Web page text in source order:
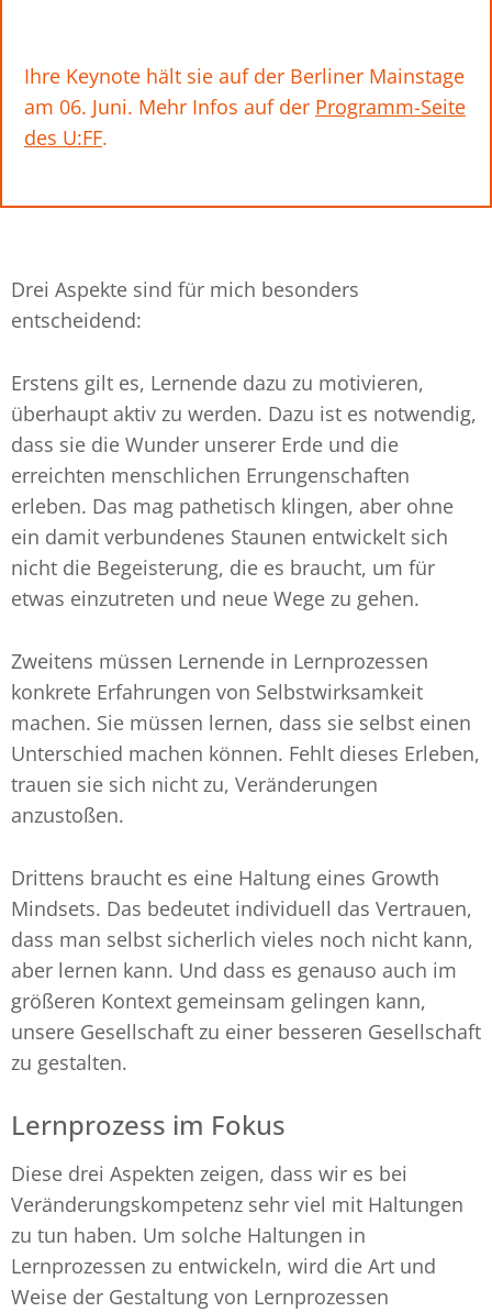
Ihre Keynote hält sie auf der Berliner Mainstage
am 06. Juni. Mehr Infos auf der Programm-Seite
des U:FF.
Drei Aspekte sind für mich besonders
entscheidend:
Erstens gilt es, Lernende dazu zu motivieren,
überhaupt aktiv zu werden. Dazu ist es notwendig,
dass sie die Wunder unserer Erde und die
erreichten menschlichen Errungenschaften
erleben. Das mag pathetisch klingen, aber ohne
ein damit verbundenes Staunen entwickelt sich
nicht die Begeisterung, die es braucht, um für
etwas einzutreten und neue Wege zu gehen.
Zweitens müssen Lernende in Lernprozessen
konkrete Erfahrungen von Selbstwirksamkeit
machen. Sie müssen lernen, dass sie selbst einen
Unterschied machen können. Fehlt dieses Erleben,
trauen sie sich nicht zu, Veränderungen
anzustoßen.
Drittens braucht es eine Haltung eines Growth
Mindsets. Das bedeutet individuell das Vertrauen,
dass man selbst sicherlich vieles noch nicht kann,
aber lernen kann. Und dass es genauso auch im
größeren Kontext gemeinsam gelingen kann,
unsere Gesellschaft zu einer besseren Gesellschaft
zu gestalten.
Lernprozess im Fokus
Diese drei Aspekten zeigen, dass wir es bei
Veränderungskompetenz sehr viel mit Haltungen
zu tun haben. Um solche Haltungen in
Lernprozessen zu entwickeln, wird die Art und
Weise der Gestaltung von Lernprozessen